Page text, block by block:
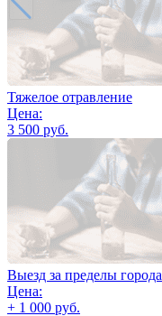
Тяжелое отравление
Цена:
3 500 руб.
Выезд за пределы города
Цена:
+ 1 000 руб.